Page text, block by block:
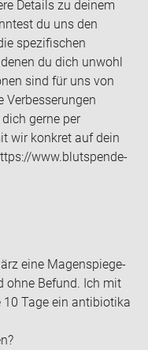
Details zu deinem
du uns den
spezifischen
du dich unwohl
sind für uns von
Verbesserungen
gerne per
wir konkret auf dein
www.blutspende-
eine Ma­gen­spie­ge­
ohne Be­fund. Ich mit
Tage ein an­ti­bio­ti­ka